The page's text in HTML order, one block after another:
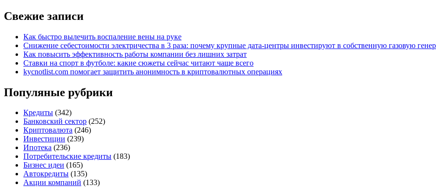
Свежие записи
Как быстро вылечить воспаление вены на руке
Снижение себестоимости электричества в 3 раза: почему крупные дата-центры инвестируют в собственную газовую
Как повысить эффективность работы компании без лишних затрат
Ставки на спорт в футболе: какие сюжеты сейчас читают чаще всего
kycnotlist.com помогает защитить анонимность в криптовалютных операциях
Популяные рубрики
Кредиты (342)
Банковский сектор (252)
Криптовалюта (246)
Инвестиции (239)
Ипотека (236)
Потребительские кредиты (183)
Бизнес идеи (165)
Автокредиты (135)
Акции компаний (133)